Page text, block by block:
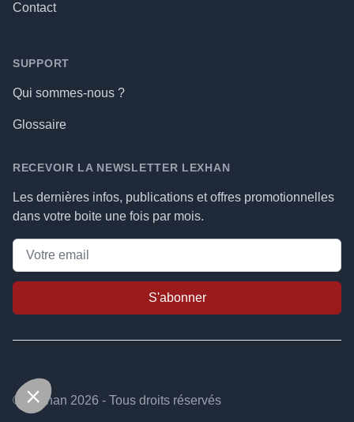
Contact
SUPPORT
Qui sommes-nous ?
Glossaire
RECEVOIR LA NEWSLETTER LEXHAN
Les dernières infos, publications et offres promotionnelles
dans votre boite une fois par mois.
S'abonner
© Lexhan 2026 - Tous droits réservés